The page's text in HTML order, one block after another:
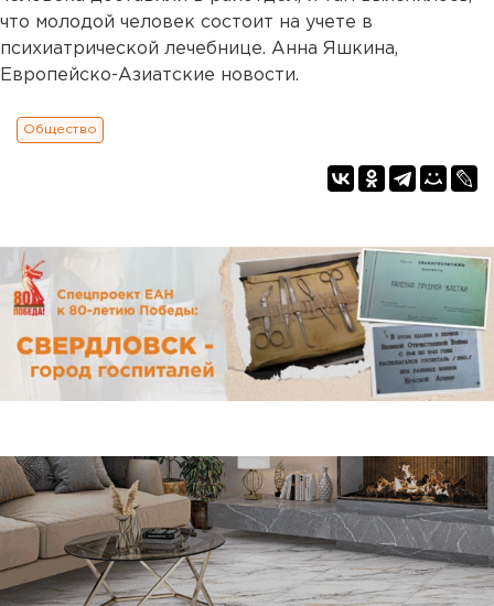
что молодой человек состоит на учете в
психиатрической лечебнице. Анна Яшкина,
Европейско-Азиатские новости.
Общество